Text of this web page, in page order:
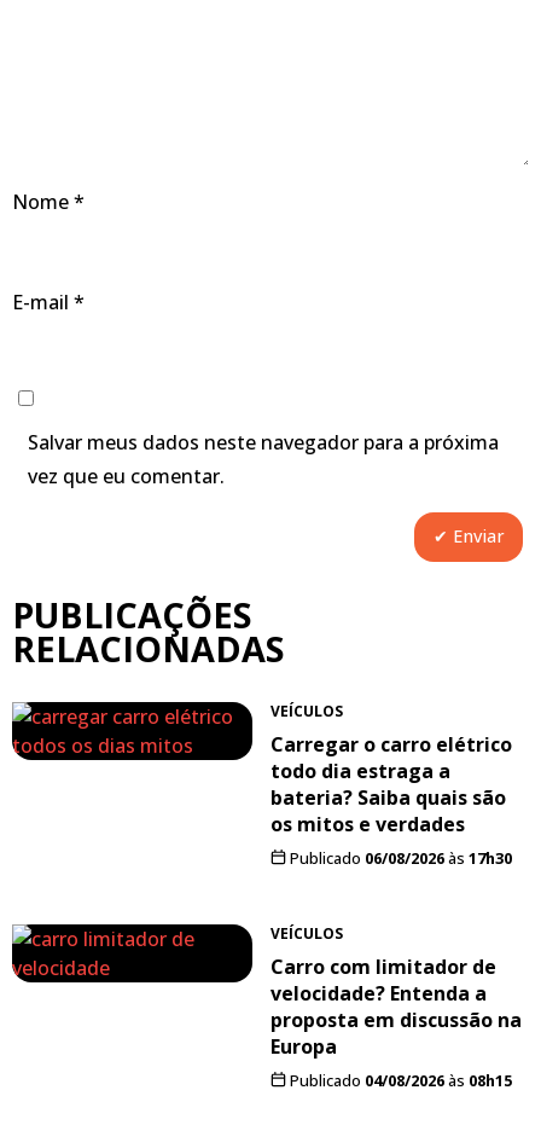
Nome*
E-mail *
Salvar meus dados neste navegador para a próxima
vez que eu comentar.
PUBLICAÇÕES
RELACIONADAS
VEÍCULOS
Carregar o carro elétrico
todo dia estraga a
bateria? Saiba quais são
os mitos e verdades
Publicado 06/08/2026às 17h30
VEÍCULOS
Carro com limitador de
velocidade? Entenda a
proposta em discussão na
Europa
Publicado 04/08/2026às 08h15